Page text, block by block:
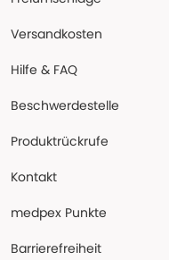
Versandkosten
Hilfe & FAQ
Beschwerdestelle
Produktrückrufe
Kontakt
medpex Punkte
Barrierefreiheit